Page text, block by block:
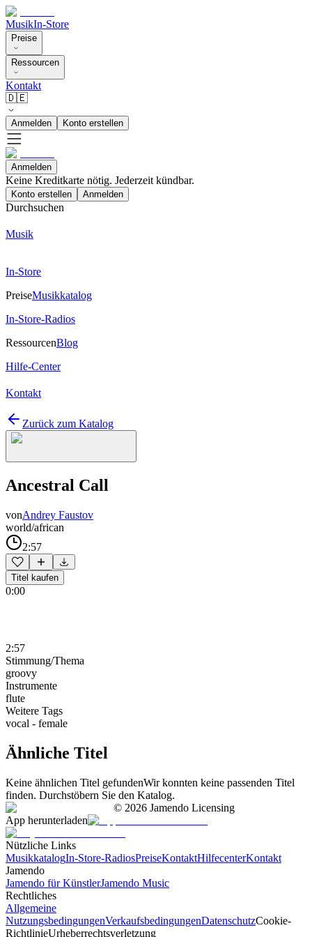
MusikIn-Store
Preise
Ressourcen
Kontakt
🇩🇪
Anmelden Konto erstellen
Anmelden
Keine Kreditkarte nötig. Jederzeit kündbar.
Konto erstellen Anmelden
Durchsuchen
Musik
In-Store
PreiseMusikkatalog
In-Store-Radios
RessourcenBlog
Hilfe-Center
Kontakt
Zurück zum Katalog
Ancestral Call
vonAndrey Faustov
world/african
2:57
Titel kaufen
0:00
2:57
Stimmung/Thema
groovy
Instrumente
flute
Weitere Tags
vocal - female
Ähnliche Titel
Keine ähnlichen Titel gefundenWir konnten keine passenden Titel
finden. Durchstöbern Sie den Katalog.
© 2026 Jamendo Licensing
App herunterladen
Nützliche Links
MusikkatalogIn-Store-RadiosPreiseKontaktHilfecenterKontakt
Jamendo
Jamendo für KünstlerJamendo Music
Rechtliches
Allgemeine
NutzungsbedingungenVerkaufsbedingungenDatenschutzCookie-
RichtlinieUrheberrechtsverletzung